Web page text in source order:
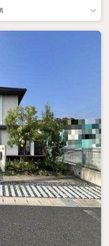
徒歩約9分（約700ｍ）nウエル
（約800ｍ）nツルハドラッグ日
平針保育園：徒歩約7分（約550
：徒歩約9分（約650ｍ）n奴女
根公園：徒歩約8分（約600ｍ）